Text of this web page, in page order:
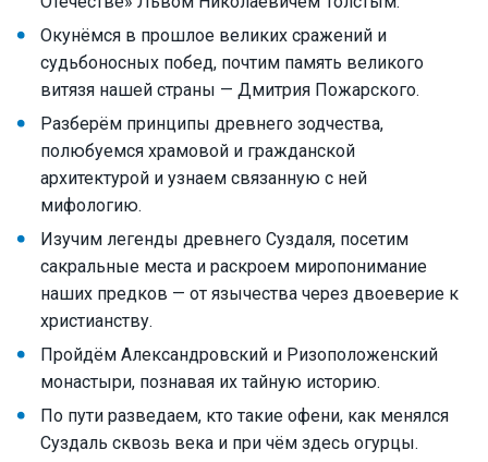
Окунёмся в прошлое великих сражений и
судьбоносных побед, почтим память великого
витязя нашей страны — Дмитрия Пожарского.
Разберём принципы древнего зодчества,
полюбуемся храмовой и гражданской
архитектурой и узнаем связанную с ней
мифологию.
Изучим легенды древнего Суздаля, посетим
сакральные места и раскроем миропонимание
наших предков — от язычества через двоеверие к
христианству.
Пройдём Александровский и Ризоположенский
монастыри, познавая их тайную историю.
По пути разведаем, кто такие офени, как менялся
Суздаль сквозь века и при чём здесь огурцы.